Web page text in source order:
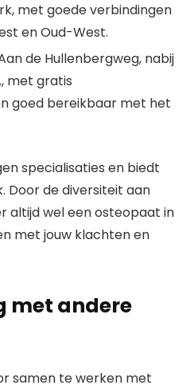
met goede verbindingen
en Oud-West.
de Hullenbergweg, nabij
met gratis
goed bereikbaar met het
specialisaties en biedt
Door de diversiteit aan
altijd wel een osteopaat in
met jouw klachten en
met andere
samen te werken met